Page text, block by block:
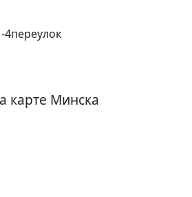
4переулок
карте Минска